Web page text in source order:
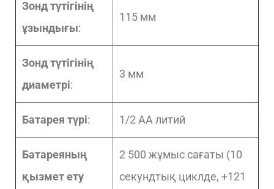
Зонд түтігінің
ұзындығы:
115 мм
Зонд түтігінің
диаметрі:
3 мм
Батарея түрі: 1/2 AA литий
Батареяның
қызмет ету
2 500 жұмыс сағаты (10
секундтық циклде, +121